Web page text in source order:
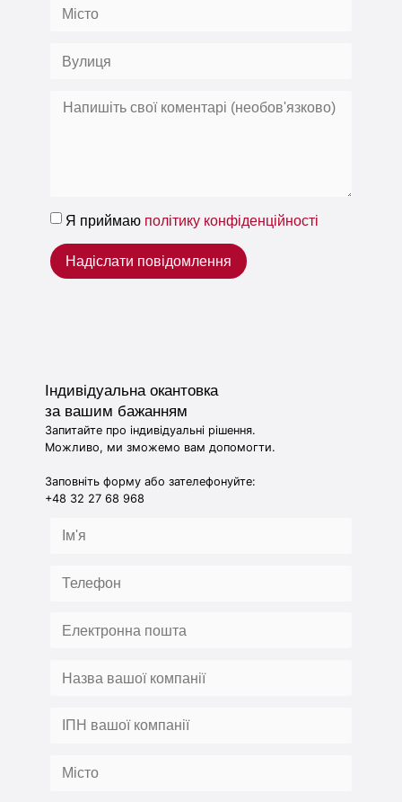
Я приймаю політику конфіденційності
Надіслати повідомлення
Індивідуальна окантовка
за вашим бажанням
Запитайте про індивідуальні рішення.
Можливо, ми зможемо вам допомогти.
Заповніть форму або зателефонуйте:
+48 32 27 68 968